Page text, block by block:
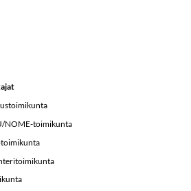
NOME-toimikunta
toimikunta